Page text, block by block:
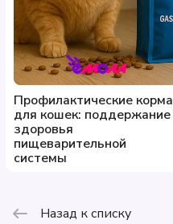
Профилактические корма
для кошек: поддержание
здоровья
пищеварительной
системы
Назад к списку